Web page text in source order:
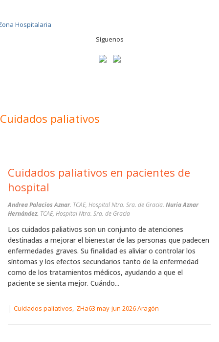
Síguenos
Cuidados paliativos
Cuidados paliativos en pacientes de
hospital
Andrea Palacios Aznar. TCAE, Hospital Ntra. Sra. de Gracia. Nuria Aznar
Hernández. TCAE, Hospital Ntra. Sra. de Gracia
Los cuidados paliativos son un conjunto de atenciones
destinadas a mejorar el bienestar de las personas que padecen
enfermedades graves. Su finalidad es aliviar o controlar los
síntomas y los efectos secundarios tanto de la enfermedad
como de los tratamientos médicos, ayudando a que el
paciente se sienta mejor. Cuándo...
| Cuidados paliativos, ZHa63 may-jun 2026 Aragón